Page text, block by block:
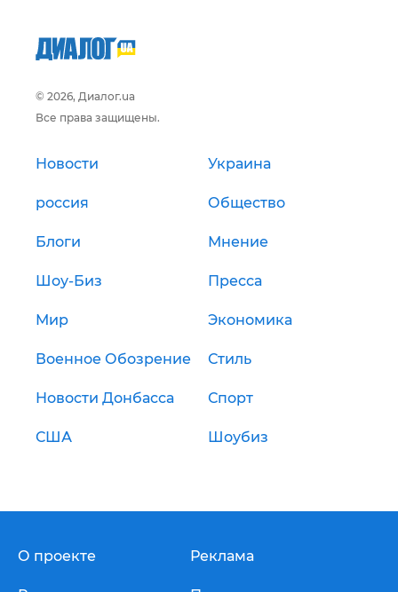
© 2026, Диалог.ua
Все права защищены.
Новости Украина
россия Общество
Блоги Мнение
Шоу-Биз Пресса
Мир Экономика
Военное Обозрение Стиль
Новости Донбасса Спорт
США Шоубиз
О проекте Реклама